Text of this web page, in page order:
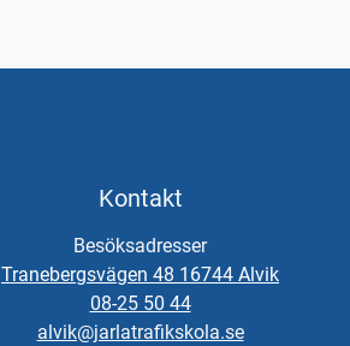
Kontakt
Besöksadresser
Tranebergsvägen 48 16744 Alvik
08-25 50 44
alvik@jarlatrafikskola.se